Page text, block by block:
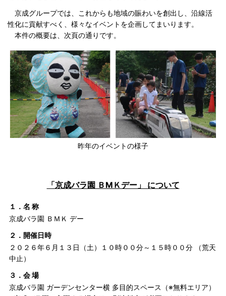
京成グループでは、これからも地域の賑わいを創出し、沿線活
性化に貢献すべく、様々なイベントを企画してまいります。
本件の概要は、次頁の通りです。
昨年のイベントの様子
「京成バラ園 ＢМＫデー」 について
１．名 称
京成バラ園 ＢＭＫ デー
２．開催日時
２０２６年６月１３日（土）１０時００分～１５時００分 （荒天
中止）
３．会 場
京成バラ園 ガーデンセンター横 多目的スペース（※無料エリア）